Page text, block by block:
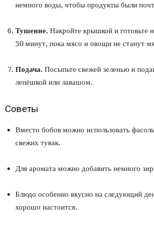
немного воды, чтобы продукты были
Тушение. Накройте крышкой и готовьте
50 минут, пока мясо и овощи не станут
Подача. Посыпьте свежей зеленью и
лепёшкой или лавашом.
Советы
Вместо бобов можно использовать
свежих тувак.
Для аромата можно добавить немного
Блюдо особенно вкусно на следующий
хорошо настоится.